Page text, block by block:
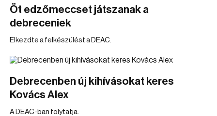
Öt edzőmeccset játszanak a
debreceniek
Elkezdte a felkészülést a DEAC.
Debrecenben új kihívásokat keres
Kovács Alex
A DEAC-ban folytatja.